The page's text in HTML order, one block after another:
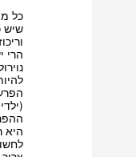
כל
שיש
הרי
היא